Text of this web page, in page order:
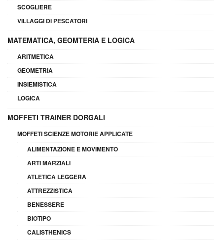
SCOGLIERE
VILLAGGI DI PESCATORI
MATEMATICA, GEOMTERIA E LOGICA
ARITMETICA
GEOMETRIA
INSIEMISTICA
LOGICA
MOFFETI TRAINER DORGALI
MOFFETI SCIENZE MOTORIE APPLICATE
ALIMENTAZIONE E MOVIMENTO
ARTI MARZIALI
ATLETICA LEGGERA
ATTREZZISTICA
BENESSERE
BIOTIPO
CALISTHENICS